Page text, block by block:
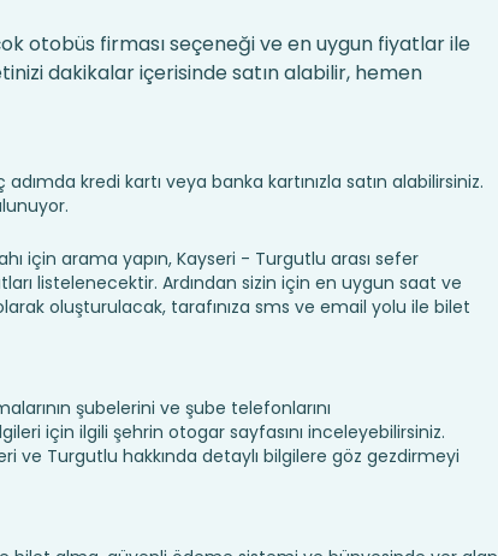
otobüs firması seçeneği ve en uygun fiyatlar ile
dakikalar içerisinde satın alabilir, hemen
kredi kartı veya banka kartınızla satın alabilirsiniz.
için arama yapın, Kayseri - Turgutlu arası sefer
listelenecektir. Ardından sizin için en uygun saat ve
oluşturulacak, tarafınıza sms ve email yolu ile bilet
şubelerini ve şube telefonlarını
için ilgili şehrin otogar sayfasını inceleyebilirsiniz.
ve Turgutlu hakkında detaylı bilgilere göz gezdirmeyi